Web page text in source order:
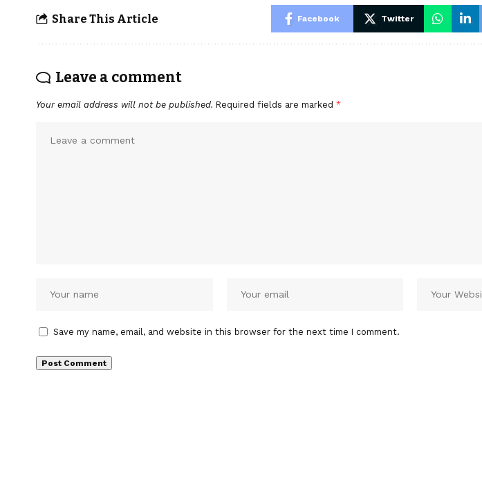
Share This Article Facebook Twitter
Leave a comment
Your email address will not be published. Required fields are marked *
Save my name, email, and website in this browser for the next time I comment.